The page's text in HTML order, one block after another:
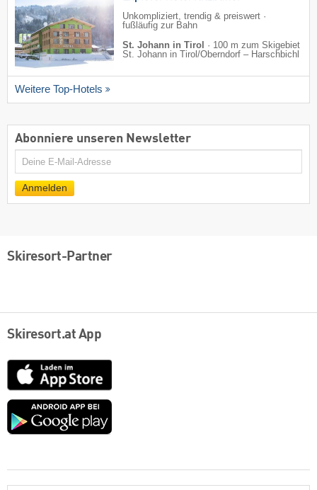
Unkompliziert, trendig & preiswert ·
fußläufig zur Bahn
St. Johann in Tirol
· 100 m zum Skigebiet
St. Johann in Tirol/​Oberndorf – Harschbichl
Weitere Top-Hotels
Abonniere unseren Newsletter
E-
Anmelden
Skiresort-Partner
Skiresort.at App
App
Store
Google